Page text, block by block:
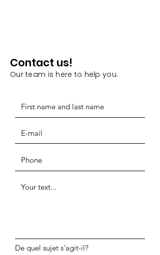
Contact us!
Our team is here to help you.
De quel sujet s'agit-il?